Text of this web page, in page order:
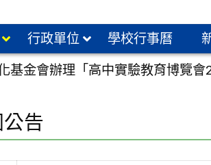
行政單位 學校行事曆
基金會辦理「高中實驗教育博覽
告